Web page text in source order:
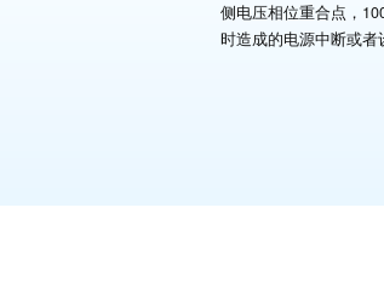
侧电压相位重合点，
时造成的电源中断或者